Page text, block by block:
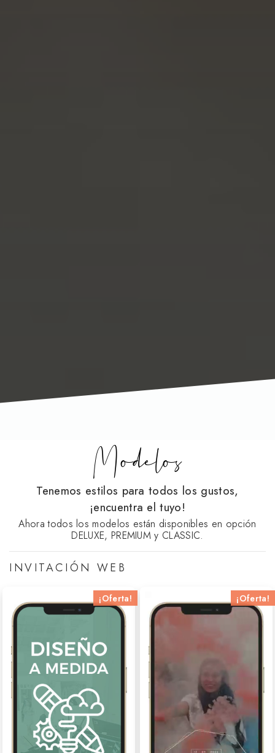
Modelos
Tenemos estilos para todos los gustos,
¡encuentra el tuyo!
Ahora todos los modelos están disponibles en opción
DELUXE, PREMIUM y CLASSIC.
INVITACIÓN WEB
¡Oferta! ¡Oferta!